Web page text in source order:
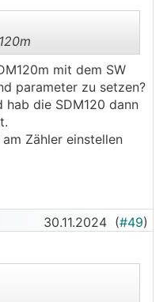
mit dem SW
parameter zu setzen?
die SDM120 dann
Zähler einstellen
30.11.2024 (#49)